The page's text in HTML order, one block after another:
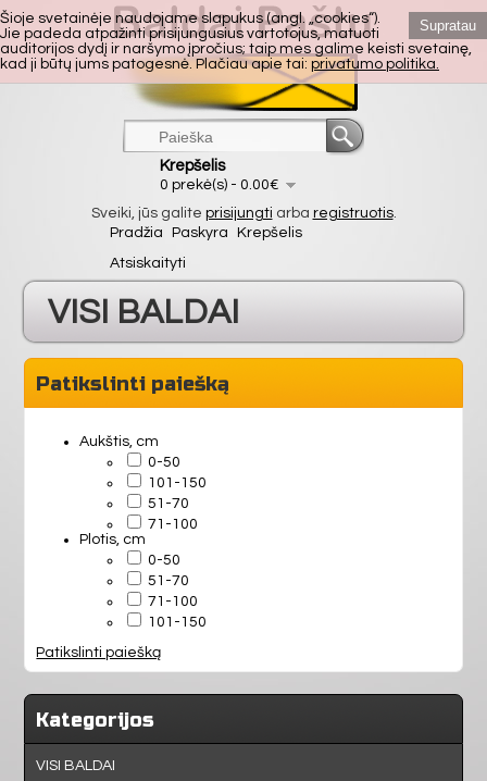
Krepšelis
0 prekė(s) - 0.00€
Sveiki, jūs galite prisijungti arba registruotis.
Pradžia
Paskyra
Krepšelis
Atsiskaityti
VISI BALDAI
VIRTUVĖ
SVETAINĖ
MIEGAMASIS
VAIKAMS
PRIEŠKAMBARIS
BIURAS
VONIA
Patikslinti paiešką
Aukštis, cm
0-50
101-150
51-70
71-100
Plotis, cm
0-50
51-70
71-100
101-150
Patikslinti paiešką
Kategorijos
VISI BALDAI
Supratau
Šioje svetainėje naudojame slapukus (angl. „cookies“).
Jie padeda atpažinti prisijungusius vartotojus, matuoti
auditorijos dydį ir naršymo įpročius; taip mes galime keisti svetainę,
kad ji būtų jums patogesnė. Plačiau apie tai: privatumo politika.